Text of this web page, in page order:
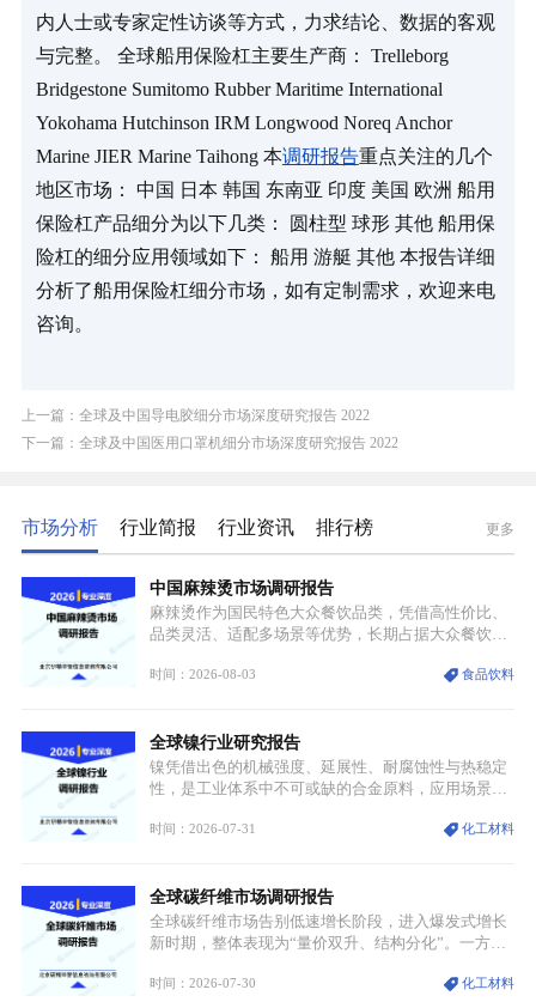
内人士或专家定性访谈等方式，力求结论、数据的客观
与完整。 全球船用保险杠主要生产商： Trelleborg
Bridgestone Sumitomo Rubber Maritime International
Yokohama Hutchinson IRM Longwood Noreq Anchor
Marine JIER Marine Taihong 本调研报告重点关注的几个
地区市场： 中国 日本 韩国 东南亚 印度 美国 欧洲 船用
保险杠产品细分为以下几类： 圆柱型 球形 其他 船用保
险杠的细分应用领域如下： 船用 游艇 其他 本报告详细
分析了船用保险杠细分市场，如有定制需求，欢迎来电
咨询。
上一篇：全球及中国导电胶细分市场深度研究报告 2022
下一篇：全球及中国医用口罩机细分市场深度研究报告 2022
市场分析 行业简报 行业资讯 排行榜 更多
中国麻辣烫市场调研报告
麻辣烫作为国民特色大众餐饮品类，凭借高性价比、
品类灵活、适配多场景等优势，长期占据大众餐饮重
型，叠加消费需求升级、线上流量变革、新零售业态
特点，在消费、创业、政策、技术多重驱动下，依旧
具备强劲的发展活力。
时间：2026-08-03 食品饮料
全球镍行业研究报告
镍凭借出色的机械强度、延展性、耐腐蚀性与热稳定
性，是工业体系中不可或缺的合金原料，应用场景横
用价值难以被替代。依托理化优势，镍被全球主要经
型为新能源核心战略矿产，全球产业形成“印尼掌控
资源与产能、中国主导消费与技术、工艺向低碳湿法
迭代、再生镍加速补位”的全新格局。
时间：2026-07-31 化工材料
全球碳纤维市场调研报告
全球碳纤维市场告别低速增长阶段，进入爆发式增长
新时期，整体表现为“量价双升、结构分化”。一方面
持续扩张；另一方面产品、需求、应用场景呈现明显
时间：2026-07-30 化工材料